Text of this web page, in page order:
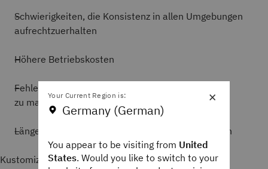
Schwierigkeiten, die Konsistenz in allen Umgebungen
aufrechtzuerhalten
Höhere Betriebskosten
Fehlende
zu manuellen Fehlern führt
Längere Markteinführungszeit für neue Funktionen
Kustomize und Helm wurden entwickelt, um diese
×
Your Current Region is:
Germany (German)
You appear to be visiting from United
States. Would you like to switch to your